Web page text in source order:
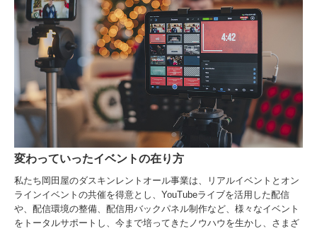
変わっていったイベントの在り方
私たち岡田屋のダスキンレントオール事業は、リアルイベントとオン
ラインイベントの共催を得意とし、YouTubeライブを活用した配信
や、配信環境の整備、配信用バックパネル制作など、様々なイベント
をトータルサポートし、今まで培ってきたノウハウを生かし、さまざ